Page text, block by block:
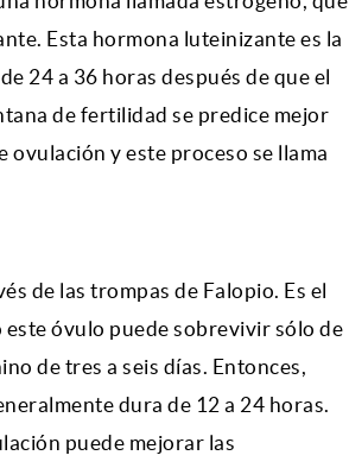
Esta hormona luteinizante es la
24 a 36 horas después de que el
de fertilidad se predice mejor
y este proceso se llama
de las trompas de Falopio. Es el
óvulo puede sobrevivir sólo de
de tres a seis días. Entonces,
dura de 12 a 24 horas.
puede mejorar las